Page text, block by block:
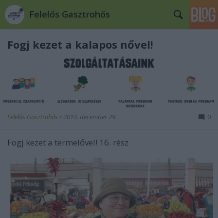
Felelős Gasztrohős
Fogj kezet a kalapos nővel!
Felelős Gasztrohős • 2014. december 29. 0
Fogj kezet a termelővel! 16. rész